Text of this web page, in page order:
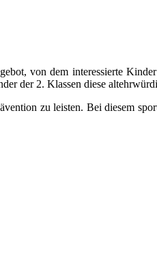
von dem interessierte
der 2. Klassen diese
zu leisten. Bei diesem